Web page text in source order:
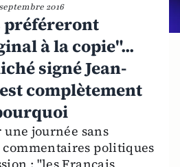
2016
préféreront
à la copie"...
signé Jean-
complètement
journée sans
politiques